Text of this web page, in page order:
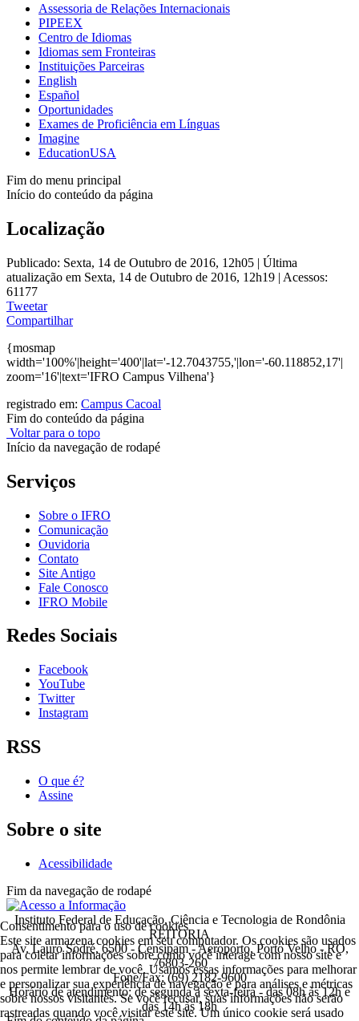
Assessoria de Relações Internacionais
PIPEEX
Centro de Idiomas
Idiomas sem Fronteiras
Instituições Parceiras
English
Español
Oportunidades
Exames de Proficiência em Línguas
Imagine
EducationUSA
Fim do menu principal
Início do conteúdo da página
Localização
Publicado: Sexta, 14 de Outubro de 2016, 12h05 | Última
atualização em Sexta, 14 de Outubro de 2016, 12h19 | Acessos:
61177
Tweetar
Compartilhar
{mosmap
width='100%'|height='400'|lat='-12.7043755,'|lon='-60.118852,17'|
zoom='16'|text='IFRO Campus Vilhena'}
registrado em: Campus Cacoal
Fim do conteúdo da página
Voltar para o topo
Início da navegação de rodapé
Serviços
Sobre o IFRO
Comunicação
Ouvidoria
Contato
Site Antigo
Fale Conosco
IFRO Mobile
Redes Sociais
Facebook
YouTube
Twitter
Instagram
RSS
O que é?
Assine
Sobre o site
Acessibilidade
Fim da navegação de rodapé
Instituto Federal de Educação, Ciência e Tecnologia de Rondônia
REITORIA
Av. Lauro Sodré, 6500 - Censipam - Aeroporto, Porto Velho - RO,
76803-260
Fone/Fax: (69) 2182-9600
Horário de atendimento: de segunda a sexta-feira - das 08h às 12h e
das 14h às 18h
Consentimento para o uso de cookies
Este site armazena cookies em seu computador. Os cookies são usados
para coletar informações sobre como você interage com nosso site e
nos permite lembrar de você. Usamos essas informações para melhorar
e personalizar sua experiência de navegação e para análises e métricas
sobre nossos visitantes. Se você recusar, suas informações não serão
rastreadas quando você visitar este site. Um único cookie será usado